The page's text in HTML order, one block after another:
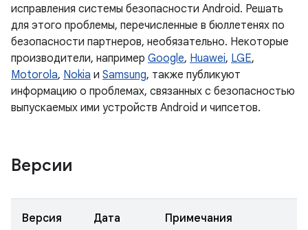
исправления системы безопасности Android. Решать
для этого проблемы, перечисленные в бюллетенях по
безопасности партнеров, необязательно. Некоторые
производители, например Google, Huawei, LGE,
Motorola, Nokia и Samsung, также публикуют
информацию о проблемах, связанных с безопасностью
выпускаемых ими устройств Android и чипсетов.
Версии
Версия Дата Примечания